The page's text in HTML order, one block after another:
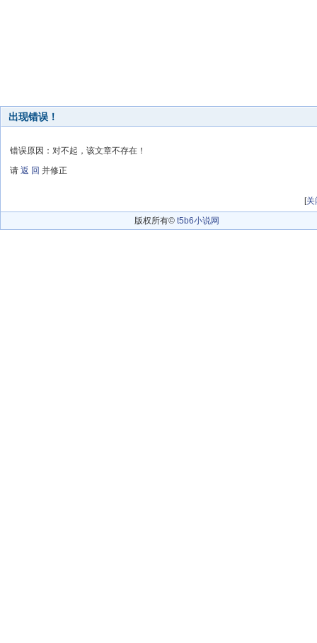
出现错误！
错误原因：对不起，该文章不存在！
请 返 回 并修正
[关
版权所有© t5b6小说网